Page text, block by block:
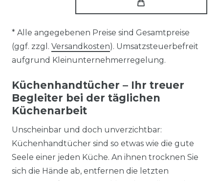
* Alle angegebenen Preise sind Gesamtpreise
(ggf. zzgl. Versandkosten). Umsatzsteuerbefreit
aufgrund Kleinunternehmerregelung.
Küchenhandtücher – Ihr treuer
Begleiter bei der täglichen
Küchenarbeit
Unscheinbar und doch unverzichtbar:
Küchenhandtücher sind so etwas wie die gute
Seele einer jeden Küche. An ihnen trocknen Sie
sich die Hände ab, entfernen die letzten